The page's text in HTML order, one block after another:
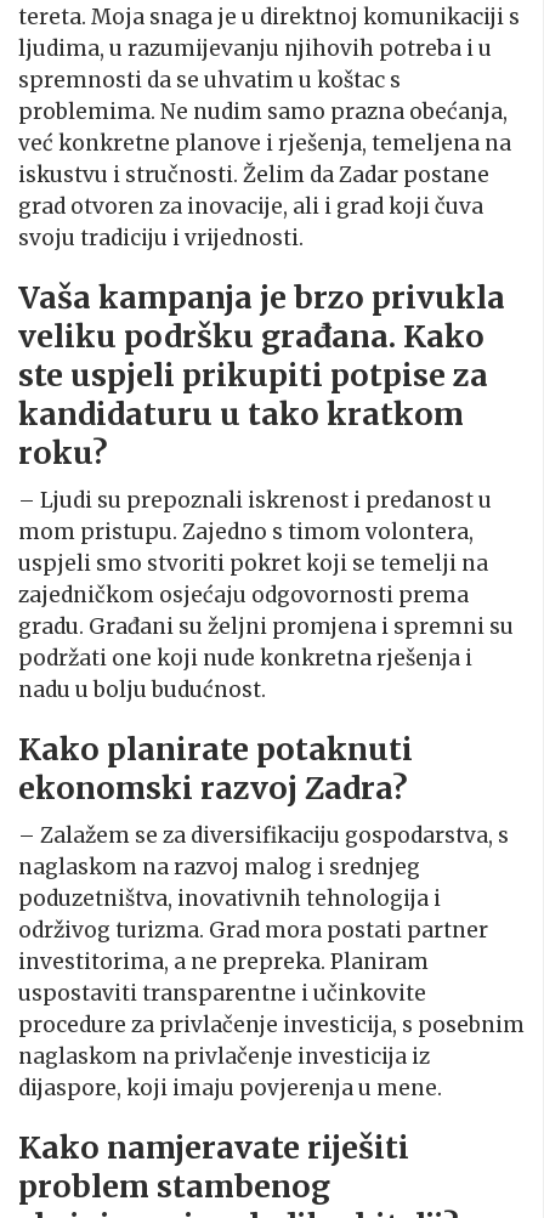
tereta. Moja snaga je u direktnoj komunikaciji s
ljudima, u razumijevanju njihovih potreba i u
spremnosti da se uhvatim u koštac s
problemima. Ne nudim samo prazna obećanja,
već konkretne planove i rješenja, temeljena na
iskustvu i stručnosti. Želim da Zadar postane
grad otvoren za inovacije, ali i grad koji čuva
svoju tradiciju i vrijednosti.
Vaša kampanja je brzo privukla
veliku podršku građana. Kako
ste uspjeli prikupiti potpise za
kandidaturu u tako kratkom
roku?
– Ljudi su prepoznali iskrenost i predanost u
mom pristupu. Zajedno s timom volontera,
uspjeli smo stvoriti pokret koji se temelji na
zajedničkom osjećaju odgovornosti prema
gradu. Građani su željni promjena i spremni su
podržati one koji nude konkretna rješenja i
nadu u bolju budućnost.
Kako planirate potaknuti
ekonomski razvoj Zadra?
– Zalažem se za diversifikaciju gospodarstva, s
naglaskom na razvoj malog i srednjeg
poduzetništva, inovativnih tehnologija i
održivog turizma. Grad mora postati partner
investitorima, a ne prepreka. Planiram
uspostaviti transparentne i učinkovite
procedure za privlačenje investicija, s posebnim
naglaskom na privlačenje investicija iz
dijaspore, koji imaju povjerenja u mene.
Kako namjeravate riješiti
problem stambenog